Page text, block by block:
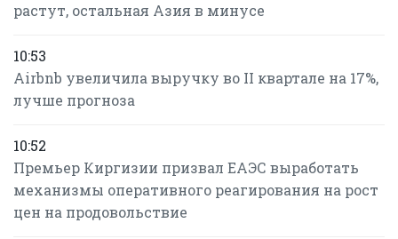
растут, остальная Азия в минусе
10:53
Airbnb увеличила выручку во II квартале на 17%,
лучше прогноза
10:52
Премьер Киргизии призвал ЕАЭС выработать
механизмы оперативного реагирования на рост
цен на продовольствие